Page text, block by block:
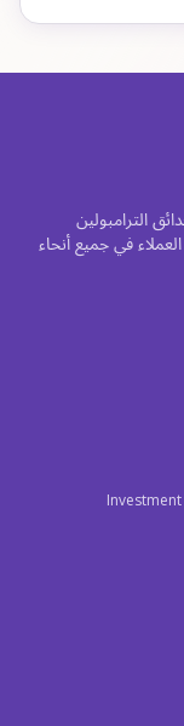
الترامبولين
في جميع أنحاء